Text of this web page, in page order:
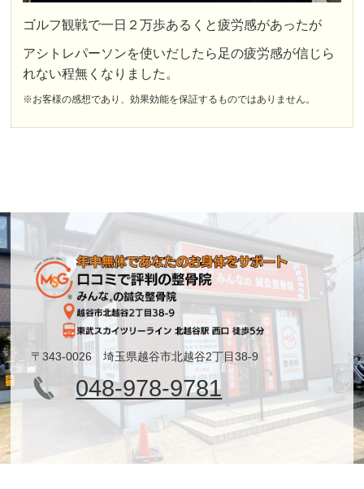
ゴルフ観戦で一日２万歩あるくと疲労感があったが
アシトレパーソンを使いだしたら足の疲労感が信じら
れない程無くなりました。
※お客様の感想であり、効果効能を保証するものではありません。
〒343-0026 埼玉県越谷市北越谷2丁目38-9
048-978-9781